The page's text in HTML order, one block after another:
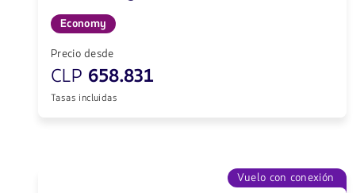
Economy
Precio desde
CLP 658.831
Tasas incluidas
Vuelo con conexión